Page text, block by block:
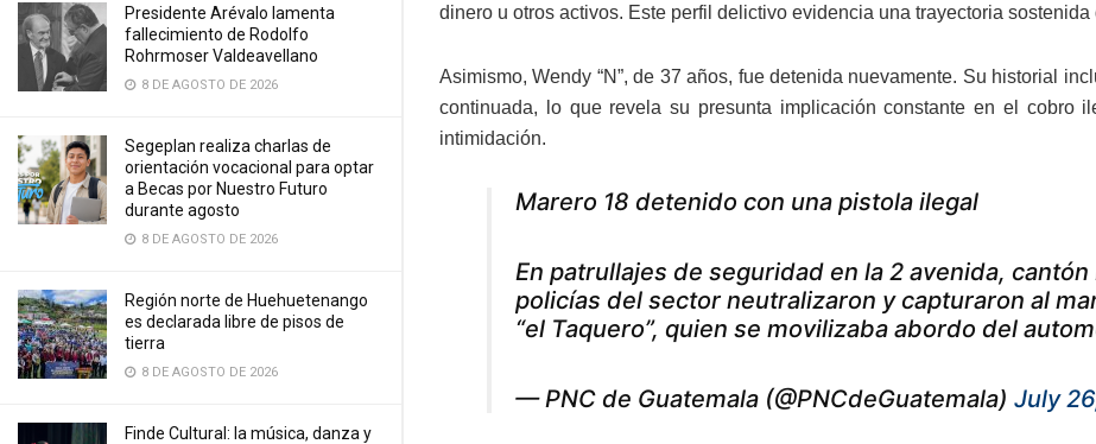
Presidente Arévalo lamenta
fallecimiento de Rodolfo
Rohrmoser Valdeavellano
8 DE AGOSTO DE 2026
Segeplan realiza charlas de
orientación vocacional para optar
a Becas por Nuestro Futuro
durante agosto
8 DE AGOSTO DE 2026
Región norte de Huehuetenango
es declarada libre de pisos de
tierra
8 DE AGOSTO DE 2026
Finde Cultural: la música, danza y
dinero u otros activos. Este perfil delictivo evidencia una trayectoria
Asimismo, Wendy “N”, de 37 años, fue detenida nuevamente. Su historial
continuada, lo que revela su presunta implicación constante en el cobro
intimidación.
Marero 18 detenido con una pistola ilegal
En patrullajes de seguridad en la 2 avenida,
policías del sector neutralizaron y capturaron al
“el Taquero”, quien se movilizaba abordo del
— PNC de Guatemala (@PNCdeGuatemala) July